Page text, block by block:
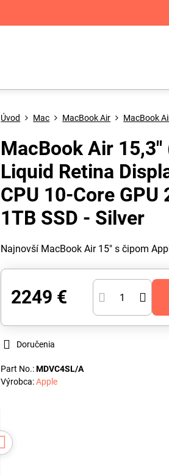
Úvod Mac MacBook Air MacBook
MacBook Air 15,3"
Liquid Retina
CPU 10-Core GPU
1TB SSD - Silver
Najnovší MacBook Air 15" s čipom
2249 €
Doručenia
Part No.:MDVC4SL/A
Výrobca:Apple